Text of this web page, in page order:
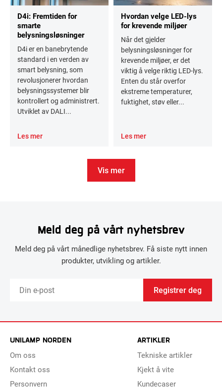
D4i: Fremtiden for
smarte
belysningsløsninger
D4i er en banebrytende
standard i en verden av
smart belysning, som
revolusjonerer hvordan
belysningssystemer blir
kontrollert og administrert.
Utviklet av DALI...
Les mer
Hvordan velge LED-lys
for krevende miljøer
Når det gjelder
belysningsløsninger for
krevende miljøer, er det
viktig å velge riktig LED-lys.
Enten du står overfor
ekstreme temperaturer,
fuktighet, støv eller...
Les mer
Vis mer
Meld deg på vårt nyhetsbrev
Meld deg på vårt månedlige nyhetsbrev. Få siste nytt innen
produkter, utvikling og artikler.
Registrer deg
UNILAMP NORDEN
Om oss
Kontakt oss
Personvern
ARTIKLER
Tekniske artikler
Kjekt å vite
Kundecaser